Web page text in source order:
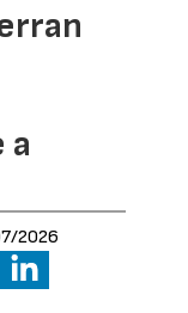
a
2026